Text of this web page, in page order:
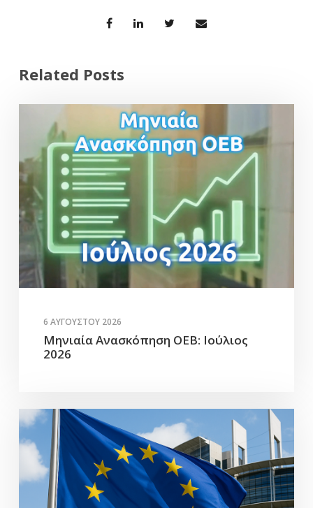
Related Posts
6 ΑΥΓΟΎΣΤΟΥ 2026
Μηνιαία Ανασκόπηση ΟΕΒ: Ιούλιος
2026